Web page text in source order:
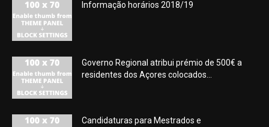
Informação horários 2018/19
Governo Regional atribui prémio de 500€ a
residentes dos Açores colocados...
Candidaturas para Mestrados e